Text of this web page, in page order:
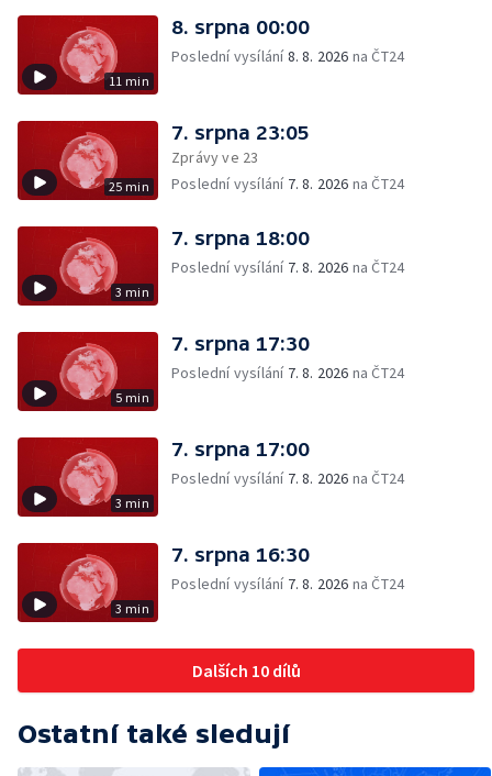
11 min
8. srpna 00:00
Poslední vysílání8. 8. 2026 na ČT24
25 min
7. srpna 23:05
Zprávy ve 23
Poslední vysílání 7. 8. 2026 na ČT24
3 min
7. srpna 18:00
Poslední vysílání 7. 8. 2026 na ČT24
5 min
7. srpna 17:30
Poslední vysílání 7. 8. 2026 na ČT24
3 min
7. srpna 17:00
Poslední vysílání 7. 8. 2026 na ČT24
3 min
7. srpna 16:30
Poslední vysílání 7. 8. 2026 na ČT24
Dalších 10 dílů
Ostatní také sledují